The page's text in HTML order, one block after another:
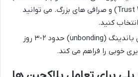
تراست ولت (Trust Wallet) و صرافی های بزرگ. می توانید
کنید.
دوره آن باندینگ (unbonding) حدود ۲-۳ روز
خوبی را فراهم می کند.